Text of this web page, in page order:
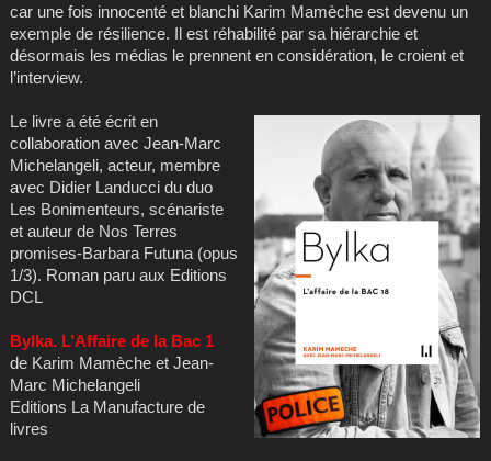
car une fois innocenté et blanchi Karim Mamèche est devenu un
exemple de résilience. Il est réhabilité par sa hiérarchie et
désormais les médias le prennent en considération, le croient et
l’interview.
Le livre a été écrit en
collaboration avec Jean-Marc
Michelangeli, acteur, membre
avec Didier Landucci du duo
Les Bonimenteurs, scénariste
et auteur de Nos Terres
promises-Barbara Futuna (opus
1/3). Roman paru aux Editions
DCL
Bylka. L’Affaire de la Bac 1
de Karim Mamèche et Jean-
Marc Michelangeli
Editions La Manufacture de
livres